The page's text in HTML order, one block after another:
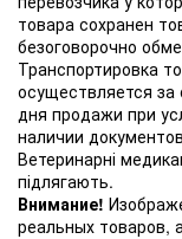
товара сохранен
безоговорочно
Транспортировка
осуществляется за
дня продажи при
наличии
Ветеринарні
підлягають.
Внимание!
реальных товаров,